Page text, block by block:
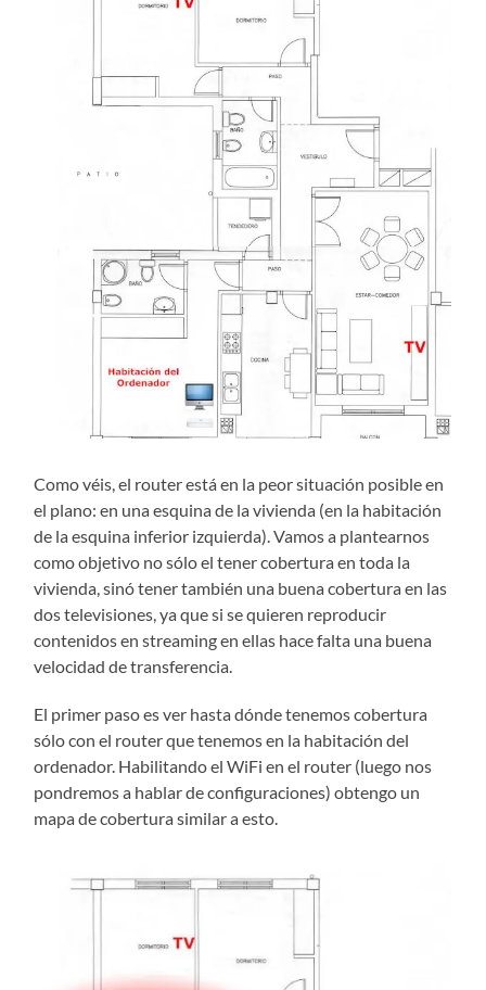
Como véis, el router está en la peor situación posible en
el plano: en una esquina de la vivienda (en la habitación
de la esquina inferior izquierda). Vamos a plantearnos
como objetivo no sólo el tener cobertura en toda la
vivienda, sinó tener también una buena cobertura en las
dos televisiones, ya que si se quieren reproducir
contenidos en streaming en ellas hace falta una buena
velocidad de transferencia.
El primer paso es ver hasta dónde tenemos cobertura
sólo con el router que tenemos en la habitación del
ordenador. Habilitando el WiFi en el router (luego nos
pondremos a hablar de configuraciones) obtengo un
mapa de cobertura similar a esto.